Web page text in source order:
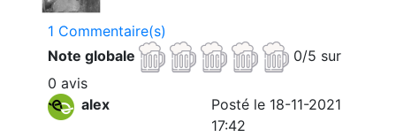
1 Commentaire(s)
Note globale
0/5 sur
0 avis
alex
Posté le 18-11-2021
17:42